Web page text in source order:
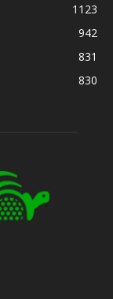
1123
942
831
830